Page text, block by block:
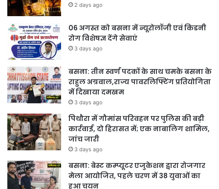
2 days ago
06 अगस्त को बसना में न्यूरोलॉजी एवं किडनी
रोग विशेषज्ञ देंगे सेवाएं
3 days ago
बसना: तीन स्वर्ण पदकों के साथ चमके बसना के
राहुल अग्रवाल,राज्य पावरलिफ्टिंग प्रतियोगिता
में दिखाया दमखम
3 days ago
पिथौरा में गौमांस परिवहन पर पुलिस की बड़ी
कार्रवाई, दो हिरासत में; एक नाबालिग शामिल,
जांच जारी
3 days ago
बसना: बेस्ट कम्प्यूटर एजुकेशन द्वारा रोजगार
मेला आयोजित, पहले चरण में 38 युवाओं का
हुआ चयन